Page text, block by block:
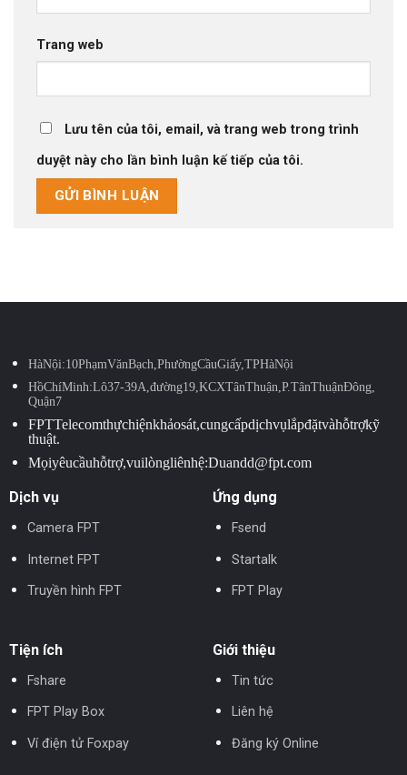
Trang web
Lưu tên của tôi, email, và trang web trong trình
duyệt này cho lần bình luận kế tiếp của tôi.
Hà Nội: 10 Phạm Văn Bạch, Phường Cầu Giấy, TP Hà Nội
Hồ Chí Minh: Lô 37-39A, đường 19, KCX Tân Thuận, P. Tân Thuận Đông,
Quận 7
FPT Telecom thực hiện khảo sát, cung cấp dịch vụ lắp đặt và hỗ trợ kỹ
thuật.
Mọi yêu cầu hỗ trợ, vui lòng liên hệ: Duandd@fpt.com
Dịch vụ
Camera FPT
Internet FPT
Truyền hình FPT
Ứng dụng
Fsend
Startalk
FPT Play
Tiện ích
Fshare
FPT Play Box
Ví điện tử Foxpay
Giới thiệu
Tin tức
Liên hệ
Đăng ký Online